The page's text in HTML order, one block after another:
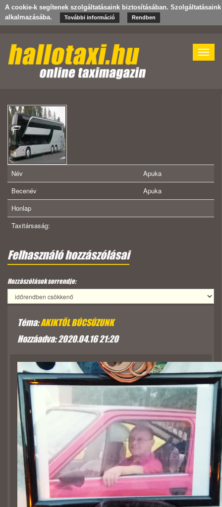
A cookie-k segítenek szolgáltatásaink biztosításában.
alkalmazásába.
További információ Rendben
Toggle
Név
Apuka
Becenév
Apuka
Honlap
Taxitársaság:
Felhasználó hozzászólásai
Hozzászólások sorrendje:
Téma:AKIKTŐL BÚCSÚZUNK
Hozzáadva: 2020.04.16 21:20